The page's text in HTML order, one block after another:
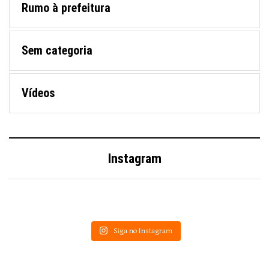
Rumo à prefeitura
Sem categoria
Vídeos
Instagram
Siga no Instagram